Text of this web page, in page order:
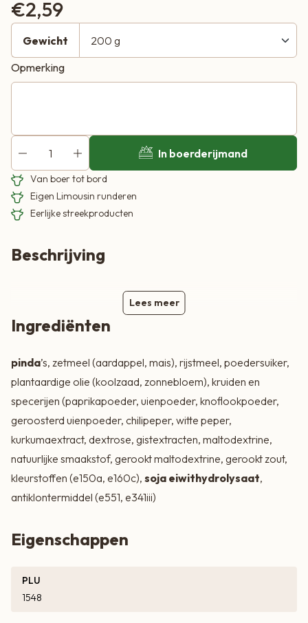
€2,59
Gewicht
Opmerking
In boerderijmand
Van boer tot bord
Eigen Limousin runderen
Eerlijke streekproducten
Beschrijving
Lees meer
Ingrediënten
pinda’s, zetmeel (aardappel, mais), rijstmeel, poedersuiker,
plantaardige olie (koolzaad, zonnebloem), kruiden en
specerijen (paprikapoeder, uienpoeder, knoflookpoeder,
geroosterd uienpoeder, chilipeper, witte peper,
kurkumaextract, dextrose, gistextracten, maltodextrine,
natuurlijke smaakstof, gerookt maltodextrine, gerookt zout,
kleurstoffen (e150a, e160c), soja eiwithydrolysaat,
antiklontermiddel (e551, e341iii)
Eigenschappen
PLU
1548